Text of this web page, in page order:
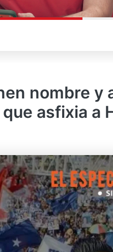
nombre y
asfixia a